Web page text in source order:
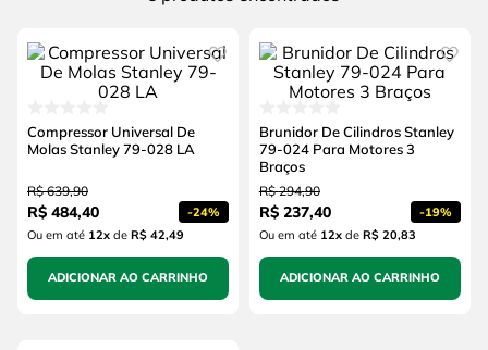
Compressor Universal De
Molas Stanley 79-028 LA
R$ 639,90
R$ 484,40 -24%
Ou em até 12xde R$ 42,49
ADICIONAR AO CARRINHO
Brunidor De Cilindros Stanley
79-024 Para Motores 3
Braços
R$ 294,90
R$ 237,40 -19%
Ou em até 12xde R$ 20,83
ADICIONAR AO CARRINHO